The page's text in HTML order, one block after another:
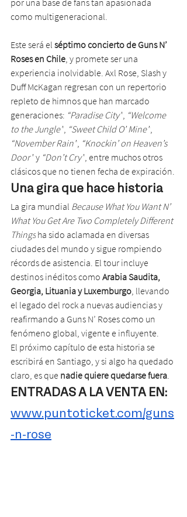
por una base de fans tan apasionada
como multigeneracional.
Este será el séptimo concierto de Guns N’
Roses en Chile, y promete ser una
experiencia inolvidable. Axl Rose, Slash y
Duff McKagan regresan con un repertorio
repleto de himnos que han marcado
generaciones: “Paradise City”, “Welcome
to the Jungle”, “Sweet Child O’ Mine”,
“November Rain”, “Knockin’ on Heaven’s
Door” y “Don’t Cry”, entre muchos otros
clásicos que no tienen fecha de expiración.
Una gira que hace historia
La gira mundial Because What You Want N’
What You Get Are Two Completely Different
Things ha sido aclamada en diversas
ciudades del mundo y sigue rompiendo
récords de asistencia. El tour incluye
destinos inéditos como Arabia Saudita,
Georgia, Lituania y Luxemburgo, llevando
el legado del rock a nuevas audiencias y
reafirmando a Guns N’ Roses como un
fenómeno global, vigente e influyente.
El próximo capítulo de esta historia se
escribirá en Santiago, y si algo ha quedado
claro, es que nadie quiere quedarse fuera.
ENTRADAS A LA VENTA EN:
www.puntoticket.com/guns
-n-rose